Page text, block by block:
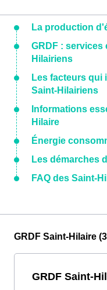
La production
GRDF : services
Hilairiens
Les facteurs qui
Saint-Hilairiens
Informations
Hilaire
Énergie
Les démarches
FAQ des Saint-
GRDF Saint-Hilaire
GRDF Saint-